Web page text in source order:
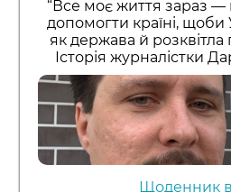
“Все моє життя зараз —
допомогти країні, щоби
як держава й розквітла
Історія журналістки
Щоденник